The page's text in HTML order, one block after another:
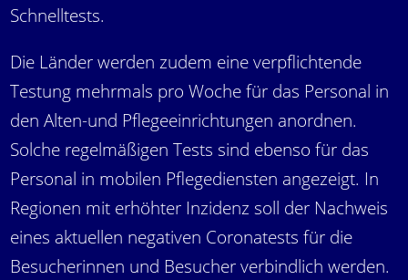
Schnelltests.
Die Länder werden zudem eine verpflichtende
Testung mehrmals pro Woche für das Personal in
den Alten-und Pflegeeinrichtungen anordnen.
Solche regelmäßigen Tests sind ebenso für das
Personal in mobilen Pflegediensten angezeigt. In
Regionen mit erhöhter Inzidenz soll der Nachweis
eines aktuellen negativen Coronatests für die
Besucherinnen und Besucher verbindlich werden.